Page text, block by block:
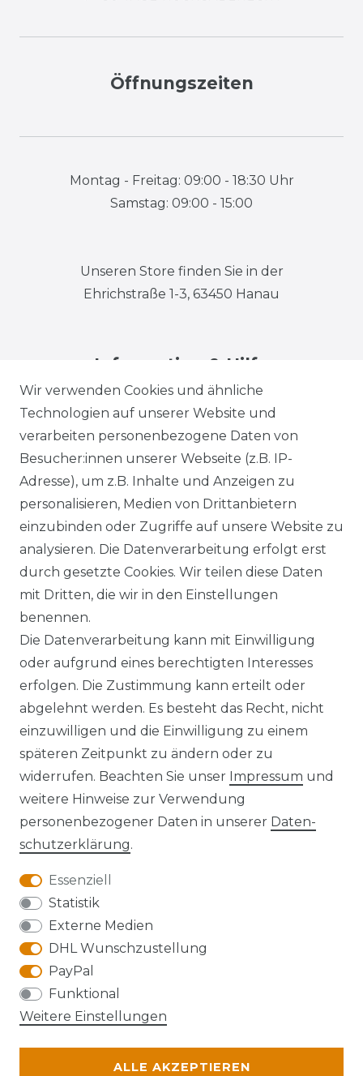
Wir verwenden Cookies und ähnliche
Technologien auf unserer Website und
verarbeiten personenbezogene Daten von
Besucher:innen unserer Webseite (z.B. IP-
Adresse), um z.B. Inhalte und Anzeigen zu
personalisieren, Medien von Drittanbietern
einzubinden oder Zugriffe auf unsere Website zu
analysieren. Die Datenverarbeitung erfolgt erst
durch gesetzte Cookies. Wir teilen diese Daten
mit Dritten, die wir in den Einstellungen
benennen.
Die Datenverarbeitung kann mit Einwilligung
oder aufgrund eines berechtigten Interesses
erfolgen. Die Zustimmung kann erteilt oder
abgelehnt werden. Es besteht das Recht, nicht
einzuwilligen und die Einwilligung zu einem
späteren Zeitpunkt zu ändern oder zu
widerrufen. Beachten Sie unser Impressum und
weitere Hinweise zur Verwendung
personenbezogener Daten in unserer Daten­
schutz­erklärung.
Essenziell
Statistik
Externe Medien
DHL Wunschzustellung
PayPal
Funktional
Weitere Einstellungen
ALLE AKZEPTIEREN
Öffnungszeiten
Montag - Freitag: 09:00 - 18:30 Uhr
Samstag: 09:00 - 15:00
Unseren Store finden Sie in der
Ehrichstraße 1-3, 63450 Hanau
Information & Hilfe
Impressum Daten­schutz­erklärung
AGB Barrierefreiheitserklärung
Widerrufs­recht
VERTRAG WIDERRUFEN Kontakt
Die Karte kann aufgrund ihrer
Datenschutzeinstellungen nicht angezeigt
werden. Bitte akzeptieren Sie die Verwendung
von Google Maps, um die Karte zu verwenden.